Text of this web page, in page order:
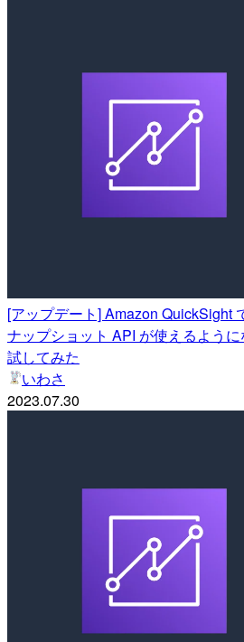
[アップデート] Amazon QuickSight
ナップショット API が使えるよう
試してみた
いわさ
2023.07.30